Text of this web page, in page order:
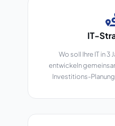
IT-
Wo soll Ihre IT in 3
entwickeln
Investitions-